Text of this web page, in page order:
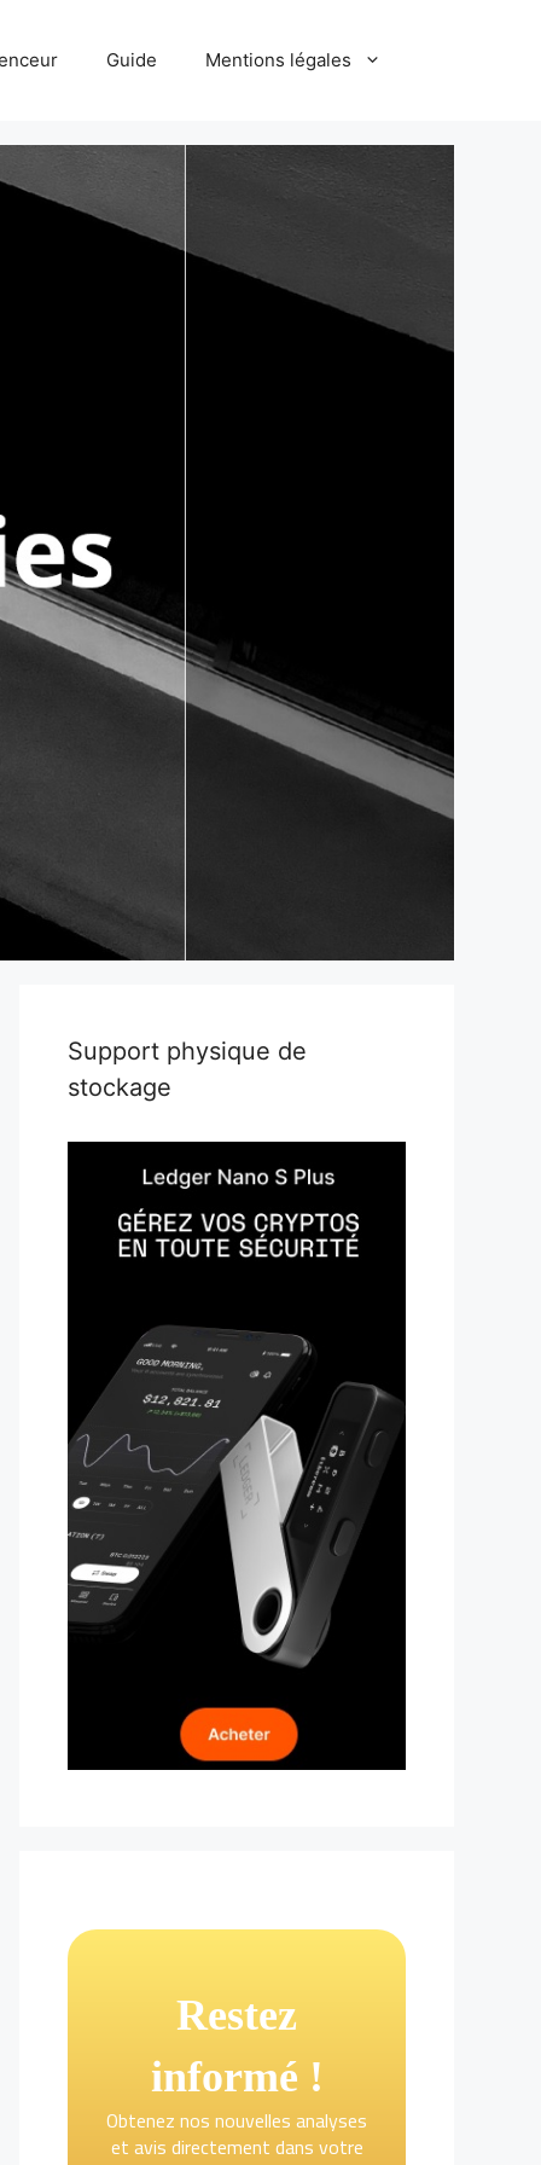
Guide Mentions légales
Support physique de
stockage
Restez
informé !
Obtenez nos nouvelles analyses
et avis directement dans votre